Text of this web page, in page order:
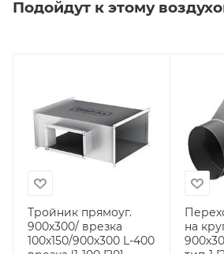
Подойдут к этому
Тройник прямоуг.
900х300/ врезка
100х150/900х300 L-400
на